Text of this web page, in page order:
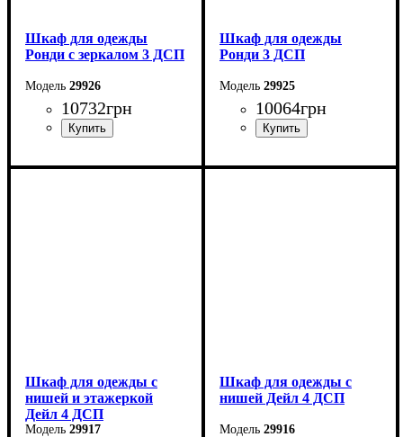
Шкаф для одежды
Ронди с зеркалом 3 ДСП
29926
10732грн
Ширина: 121 см
Шкаф для одежды
Ронди 3 ДСП
29925
10064грн
Ширина: 121 см
Шкаф для одежды с
нишей и этажеркой
Дейл 4 ДСП
29917
Шкаф для одежды с
нишей Дейл 4 ДСП
29916